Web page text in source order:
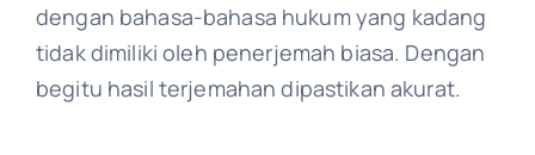
dengan bahasa-bahasa hukum yang kadang
tidak dimiliki oleh penerjemah biasa. Dengan
begitu hasil terjemahan dipastikan akurat.